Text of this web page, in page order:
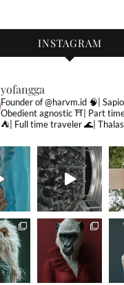
INSTAGRAM
yofangga
Founder of @harvm.id 🧠|
Obedient agnostic⛩| Part
⛺️| Full time traveler🌊|